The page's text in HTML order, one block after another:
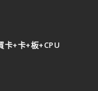
卡+卡+板+CPU